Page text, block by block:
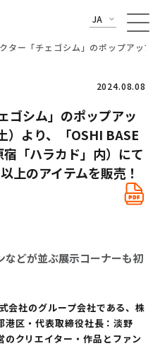
JA
ター「チェゴシム」のポップアッ
2024.08.08
ゴシム」のポップアッ
）より、「OSHI BASE
「ハラカド」内）にて
上のアイテムを販売！
などが並ぶ展⽰コーナーも初
社のグループ会社である、株
区・代表取締役社長：淡野
クリエイター・作品とファン